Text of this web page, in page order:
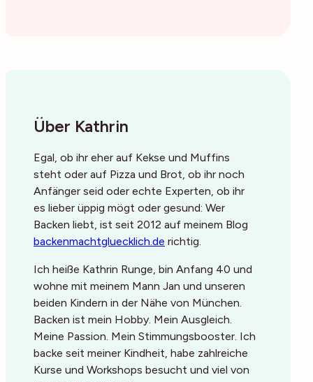
Über Kathrin
Egal, ob ihr eher auf Kekse und Muffins
steht oder auf Pizza und Brot, ob ihr noch
Anfänger seid oder echte Experten, ob ihr
es lieber üppig mögt oder gesund: Wer
Backen liebt, ist seit 2012 auf meinem Blog
backenmachtgluecklich.de richtig.
Ich heiße Kathrin Runge, bin Anfang 40 und
wohne mit meinem Mann Jan und unseren
beiden Kindern in der Nähe von München.
Backen ist mein Hobby. Mein Ausgleich.
Meine Passion. Mein Stimmungsbooster. Ich
backe seit meiner Kindheit, habe zahlreiche
Kurse und Workshops besucht und viel von